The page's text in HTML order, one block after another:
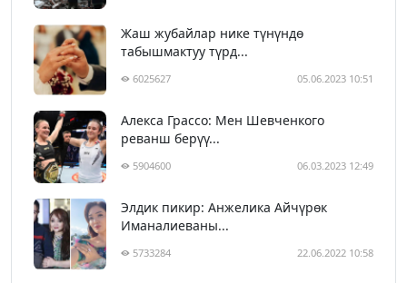
Жаш жубайлар нике түнүндө
табышмактуу түрд...
6025627 05.06.2023 10:51
Алекса Грассо: Мен Шевченкого
реванш берүү...
5904600 06.03.2023 12:49
Элдик пикир: Анжелика Айчүрөк
Иманалиеваны...
5733284 22.06.2022 10:58